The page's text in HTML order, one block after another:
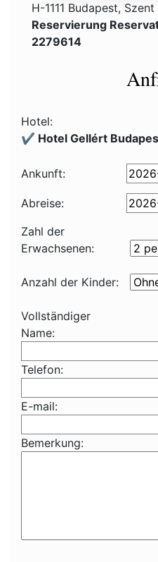
H-1111 Budapest,
Reservierung
2279614
Hotel:
✔️ Hotel Gellért
Ankunft:
Abreise:
Zahl der
Erwachsenen:
Anzahl der Kinder:
Vollständiger
Name:
Telefon:
E-mail:
Bemerkung: